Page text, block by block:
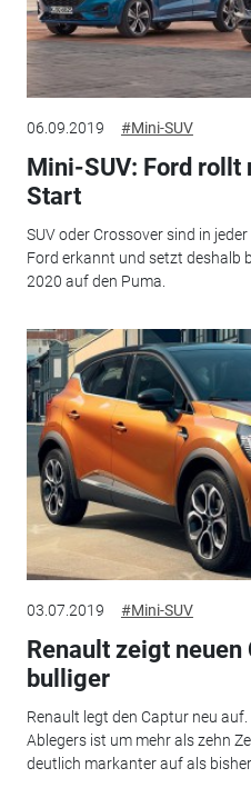
06.09.2019 #Mini-SUV
Mini-SUV: Ford rollt
Start
SUV oder Crossover sind in
Ford erkannt und setzt deshalb
2020 auf den Puma.
03.07.2019 #Mini-SUV
Renault zeigt neuen
bulliger
Renault legt den Captur neu
Ablegers ist um mehr als zehn
deutlich markanter auf als